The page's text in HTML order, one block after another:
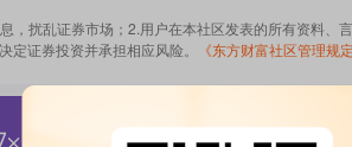
扰乱证券市场；2.用户在本社区发表的所有资料、
证券投资并承担相应风险。
《东方财富社区管理规定